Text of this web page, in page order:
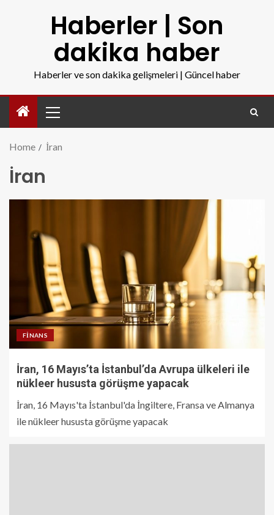
Haberler | Son
dakika haber
Haberler ve son dakika gelişmeleri | Güncel haber
Home İran
İran
FINANS
İran, 16 Mayıs’ta İstanbul’da Avrupa ülkeleri ile
nükleer hususta görüşme yapacak
İran, 16 Mayıs'ta İstanbul'da İngiltere, Fransa ve Almanya
ile nükleer hususta görüşme yapacak